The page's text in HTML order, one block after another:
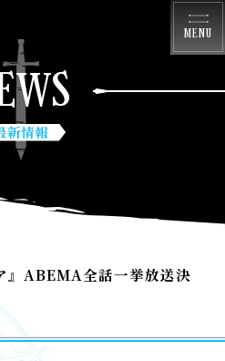
MENU
新情報
』ABEMA全話一挙放送決